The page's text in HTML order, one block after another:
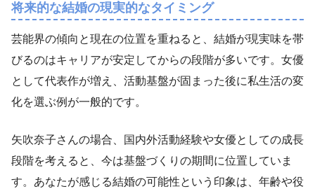
将来的な結婚の現実的なタイミング
芸能界の傾向と現在の位置を重ねると、結婚が現実味を帯
びるのはキャリアが安定してからの段階が多いです。女優
として代表作が増え、活動基盤が固まった後に私生活の変
化を選ぶ例が一般的です。
矢吹奈子さんの場合、国内外活動経験や女優としての成長
段階を考えると、今は基盤づくりの期間に位置していま
す。あなたが感じる結婚の可能性という印象は、年齢や役